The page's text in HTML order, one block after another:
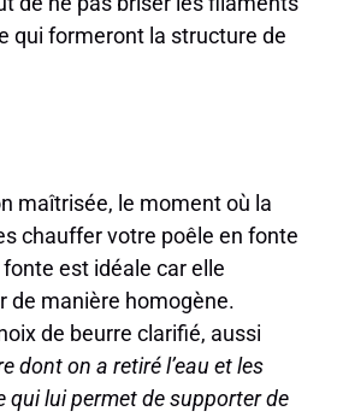
qui formeront la structure de
maîtrisée, le moment où la
chauffer votre poêle en fonte
est idéale car elle
de manière homogène.
de beurre clarifié, aussi
dont on a retiré l’eau et les
qui lui permet de supporter de